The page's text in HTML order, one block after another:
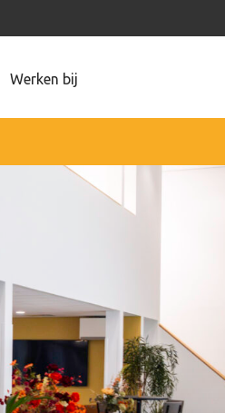
Werken bij